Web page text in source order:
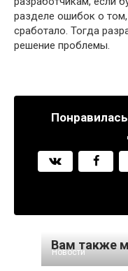
разделе ошибок о
сработало. Тогда
решение проблемы.
Вам также
Новости